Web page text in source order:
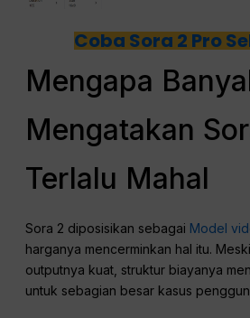
Coba Sora 2 Pro
Mengapa
Mengatakan
Terlalu Mahal
Sora 2 diposisikan sebagai Model
harganya mencerminkan hal itu.
outputnya kuat, struktur biayanya
untuk sebagian besar kasus